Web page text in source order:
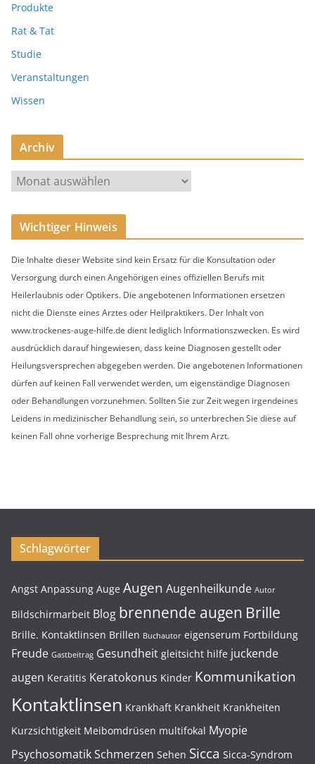
Produkte
Rat & Tat
Studie
Veranstaltungen
Wissen
Archiv
r
c
v
Wichtiger Hinweis
Die Inhalte dieser Website sind kein Ersatz für die Konsultation oder
Versorgung durch einen Angehörigen eines offiziellen Berufs mit
Heilerlaubnis oder Optikers. Die angebotenen Informationen ersetzen
nicht die Dienste eines Arztes oder Heilpraktikers. Der Inhalt von
www.trockenes-auge-hilfe.de dient lediglich Informationszwecken. Es wird
ausdrücklich darauf hingewiesen, dass keine Diagnosen gestellt oder
Heilungsversprechen abgegeben werden. Die angebotenen Informationen
dürfen auf keinen Fall verwendet werden, um eigenständige Diagnosen
oder Behandlungen vorzunehmen. Sollten Sie zur Zeit wegen irgendeines
Leidens in medizinischer Behandlung sein, so unterbrechen Sie diese auf
keinen Fall ohne vorherige Besprechung mit Ihrem Arzt.
Schlagwörter
Angst Anpassung Auge Augen Augenheilkunde Autor
Bildschirmarbeit Blog brennende augen Brille
Brille. Kontaktlinsen Brillen Buchautor eigenserum Fortbildung
Freude Gastbeitrag Gesundheit gleitsicht hilfe juckende
augen Keratitis Keratokonus Kinder Kommunikation
Kontaktlinsen Krankhaft Krankheit Krankheiten
Kurzsichtigkeit Meibomdrüsen multifokal Myopie
PsychosomatikSchmerzen Sehen Sicca Sicca-Syndrom